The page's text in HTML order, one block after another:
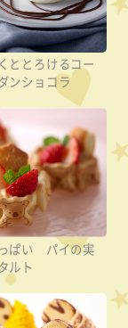
ととろけるコー
ンショコラ
ぱい パイの実
ルト